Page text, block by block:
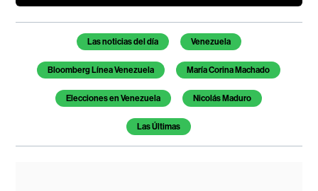
Temas de este artículo
Las noticias del día Venezuela
Bloomberg Línea Venezuela María Corina Machado
Elecciones en Venezuela Nicolás Maduro
Las Últimas